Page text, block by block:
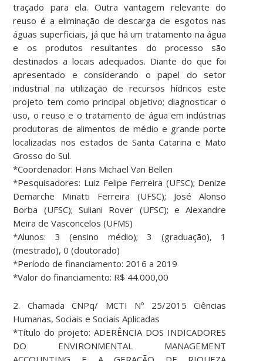
traçado para ela. Outra vantagem relevante do
reuso é a eliminação de descarga de esgotos nas
águas superficiais, já que há um tratamento na água
e os produtos resultantes do processo são
destinados a locais adequados. Diante do que foi
apresentado e considerando o papel do setor
industrial na utilização de recursos hídricos este
projeto tem como principal objetivo; diagnosticar o
uso, o reuso e o tratamento de água em indústrias
produtoras de alimentos de médio e grande porte
localizadas nos estados de Santa Catarina e Mato
Grosso do Sul.
*Coordenador: Hans Michael Van Bellen
*Pesquisadores: Luiz Felipe Ferreira (UFSC); Denize
Demarche Minatti Ferreira (UFSC); José Alonso
Borba (UFSC); Suliani Rover (UFSC); e Alexandre
Meira de Vasconcelos (UFMS)
*Alunos: 3 (ensino médio); 3 (graduação), 1
(mestrado), 0 (doutorado)
*Período de financiamento: 2016 a 2019
*Valor do financiamento: R$ 44.000,00
2. Chamada CNPq/ MCTI Nº 25/2015 Ciências
Humanas, Sociais e Sociais Aplicadas
*Título do projeto: ADERÊNCIA DOS INDICADORES
DO ENVIRONMENTAL MANAGEMENT